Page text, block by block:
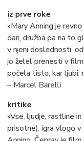
iz prve roke
»Mary Anning je
dan, družba pa na to
v njeni doslednosti,
jo želel prenesti v
počela tisto, kar ljubi,
– Marcel Barelli
kritike
»Vse, ljudje, rastline
prisotne), igra vlogo